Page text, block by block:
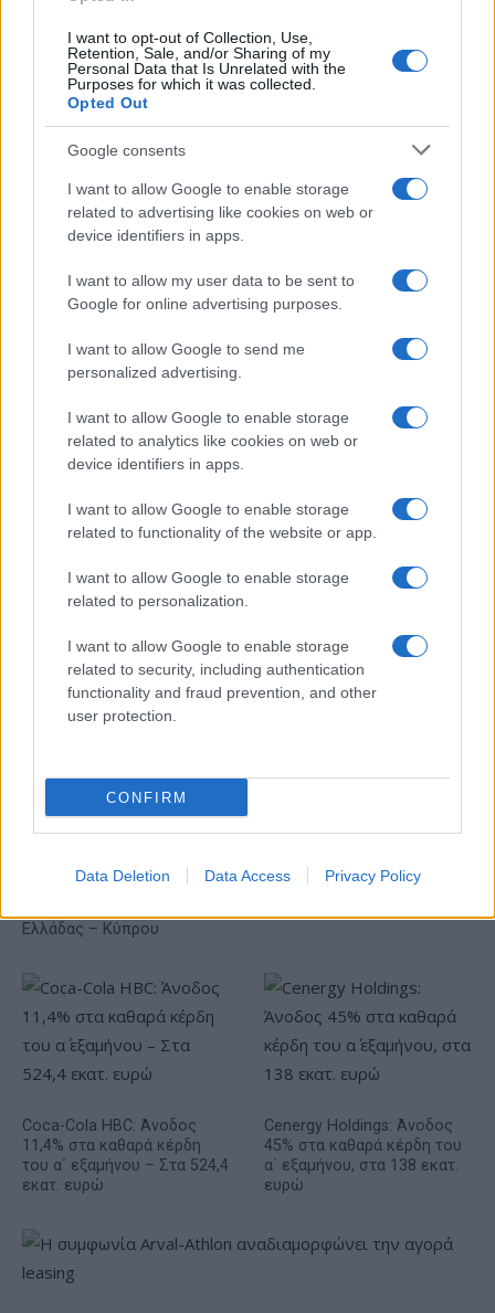
I want to opt-out of Collection, Use,
Retention, Sale, and/or Sharing of my
Personal Data that Is Unrelated with the
Purposes for which it was collected.
Opted Out
Google consents
I want to allow Google to enable storage
related to advertising like cookies on web or
device identifiers in apps.
I want to allow my user data to be sent to
Google for online advertising purposes.
I want to allow Google to send me
personalized advertising.
I want to allow Google to enable storage
related to analytics like cookies on web or
device identifiers in apps.
I want to allow Google to enable storage
related to functionality of the website or app.
I want to allow Google to enable storage
related to personalization.
I want to allow Google to enable storage
related to security, including authentication
functionality and fraud prevention, and other
user protection.
CONFIRM
Data Deletion Data Access Privacy Policy
στα 1,2 δισ. ευρώ
IAB Hellas: Νέα Διοικούσα Επιτροπή και νέο Διοικητικό
στόχο την κορυφή της
αποδοτικότητας
Η Chery επενδύει 75 εκατ.
δολάρια στην KG Mobility
Ντουράντ: "Ο Γιάννης θα
μπορούσε να 'ναι ο
κορυφαίος όλων"! (vid)
Ελλάδας – Κύπρου
Coca-Cola HBC: Άνοδος
11,4% στα καθαρά κέρδη
του α΄ εξαμήνου – Στα 524,4
εκατ. ευρώ
Cenergy Holdings: Άνοδος
45% στα καθαρά κέρδη του
α΄ εξαμήνου, στα 138 εκατ.
ευρώ